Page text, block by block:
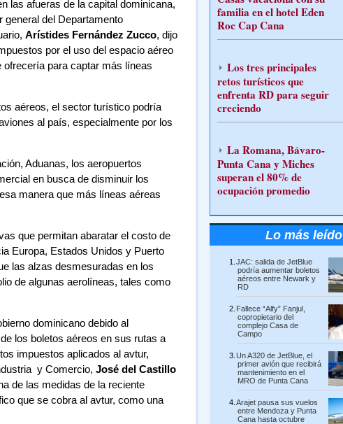
las afueras de la capital dominicana,
general del Departamento
Arístides Fernández Zucco, dijo
por el uso del espacio aéreo
ofrecería para captar más líneas
aéreos, el sector turístico podría
al país, especialmente por los
Aduanas, los aeropuertos
en busca de disminuir los
manera que más líneas aéreas
que permitan abaratar el costo de
Europa, Estados Unidos y Puerto
las alzas desmesuradas en los
de algunas aerolíneas, tales como
dominicano debido al
los boletos aéreos en sus rutas a
impuestos aplicados al avtur,
y Comercio, José del Castillo
de las medidas de la reciente
que se cobra al avtur, como una
familia en el hotel Eden
Roc Cap Cana
Los tres principales
retos turísticos que
enfrenta RD para seguir
creciendo
La Romana, Bávaro-
Punta Cana y Miches
superan el 80% de
ocupación promedio
Lo más leído
JAC: salida de JetBlue
podría aumentar boletos
aéreos entre Newark y
RD
Fallece “Alfy” Fanjul,
copropietario del
complejo Casa de
Campo
Un A320 de JetBlue, el
primer avión que recibirá
mantenimiento en el
MRO de Punta Cana
Arajet pausa sus vuelos
entre Mendoza y Punta
Cana hasta octubre